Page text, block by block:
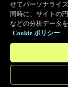
Object
送信量ゼロ
プログラマ
せてパーソナライ
同時に、サイトの
などの分析データ
Cookie ポリシー